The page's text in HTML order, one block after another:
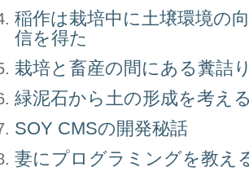
稲作は栽培中に土壌環境の
信を得た
栽培と畜産の間にある糞詰
緑泥石から土の形成を考える
SOY CMSの開発秘話
妻にプログラミングを教え